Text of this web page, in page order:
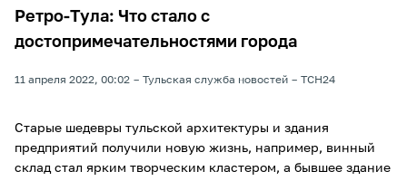
Ретро-Тула: Что стало с
достопримечательностями города
11 апреля 2022, 00:02 Тульская служба новостей ТСН24
Старые шедевры тульской архитектуры и здания
предприятий получили новую жизнь, например, винный
склад стал ярким творческим кластером, а бывшее здание